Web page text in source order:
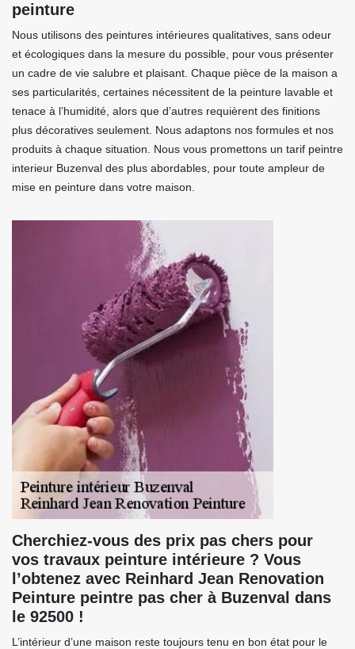
peinture
Nous utilisons des peintures intérieures qualitatives, sans odeur
et écologiques dans la mesure du possible, pour vous présenter
un cadre de vie salubre et plaisant. Chaque pièce de la maison a
ses particularités, certaines nécessitent de la peinture lavable et
tenace à l’humidité, alors que d’autres requièrent des finitions
plus décoratives seulement. Nous adaptons nos formules et nos
produits à chaque situation. Nous vous promettons un tarif peintre
interieur Buzenval des plus abordables, pour toute ampleur de
mise en peinture dans votre maison.
Cherchiez-vous des prix pas chers pour
vos travaux peinture intérieure ? Vous
l’obtenez avec Reinhard Jean Renovation
Peinture peintre pas cher à Buzenval dans
le 92500 !
L’intérieur d’une maison reste toujours tenu en bon état pour le